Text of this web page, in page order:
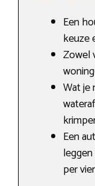
Een
keuze
Zowel
Wat je
Een
per